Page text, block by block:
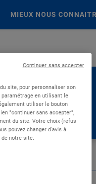
MIEUX NOUS
site, pour personnaliser son
en utilisant le
utiliser le bouton
"continuer sans accepter",
du site. Votre choix (refus
pouvez changer d'avis à
notre site.
Continuer sans accepter